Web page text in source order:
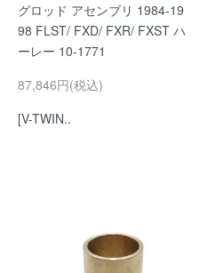
グロッド アセンブリ 1984-19
98 FLST/ FXD/ FXR/ FXST ハ
ーレー 10-1771
87,846円(税込)
[V-TWIN..